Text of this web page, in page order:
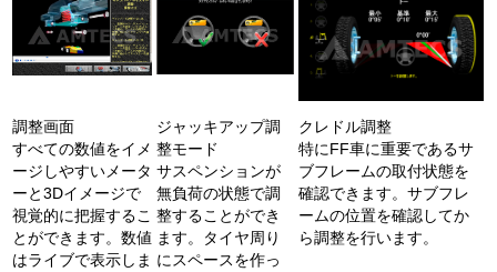
調整画面
すべての数値をイメ
ージしやすいメータ
ーと3Dイメージで
視覚的に把握するこ
とができます。数値
はライブで表示しま
ジャッキアップ調
整モード
サスペンションが
無負荷の状態で調
整することができ
ます。タイヤ周り
にスペースを作っ
クレドル調整
特にFF車に重要であるサ
ブフレームの取付状態を
確認できます。サブフレ
ームの位置を確認してか
ら調整を行います。